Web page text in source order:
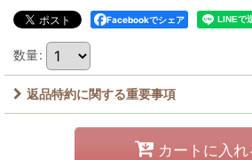
Facebookでシェア
数量:
返品特約に関する重要事項
カートに入れ